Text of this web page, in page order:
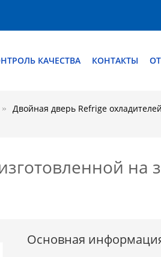
КАЧЕСТВА КОНТАКТЫ
Двойная дверь Refrige
на
Основная